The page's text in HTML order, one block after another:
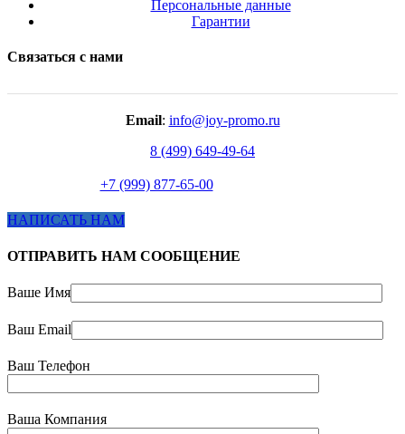
Персональные данные
Гарантии
Связаться с нами
Email: info@joy-promo.ru
8 (499) 649-49-64
+7 (999) 877-65-00
НАПИСАТЬ НАМ
ОТПРАВИТЬ НАМ СООБЩЕНИЕ
Ваше Имя
Ваш Email
Ваш Телефон
Ваша Компания